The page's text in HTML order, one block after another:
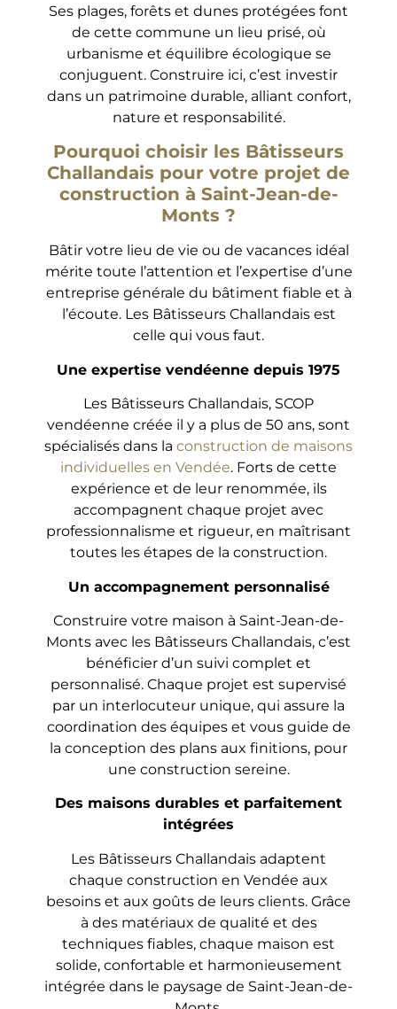
Ses plages, forêts et dunes protégées font
de cette commune un lieu prisé, où
urbanisme et équilibre écologique se
conjuguent. Construire ici, c’est investir
dans un patrimoine durable, alliant confort,
nature et responsabilité.
Pourquoi choisir les Bâtisseurs
Challandais pour votre projet de
construction à Saint-Jean-de-
Monts ?
Bâtir votre lieu de vie ou de vacances idéal
mérite toute l’attention et l’expertise d’une
entreprise générale du bâtiment fiable et à
l’écoute. Les Bâtisseurs Challandais est
celle qui vous faut.
Une expertise vendéenne depuis 1975
Les Bâtisseurs Challandais, SCOP
vendéenne créée il y a plus de 50 ans, sont
spécialisés dans la construction de maisons
individuelles en Vendée. Forts de cette
expérience et de leur renommée, ils
accompagnent chaque projet avec
professionnalisme et rigueur, en maîtrisant
toutes les étapes de la construction.
Un accompagnement personnalisé
Construire votre maison à Saint-Jean-de-
Monts avec les Bâtisseurs Challandais, c’est
bénéficier d’un suivi complet et
personnalisé. Chaque projet est supervisé
par un interlocuteur unique, qui assure la
coordination des équipes et vous guide de
la conception des plans aux finitions, pour
une construction sereine.
Des maisons durables et parfaitement
intégrées
Les Bâtisseurs Challandais adaptent
chaque construction en Vendée aux
besoins et aux goûts de leurs clients. Grâce
à des matériaux de qualité et des
techniques fiables, chaque maison est
solide, confortable et harmonieusement
intégrée dans le paysage de Saint-Jean-de-